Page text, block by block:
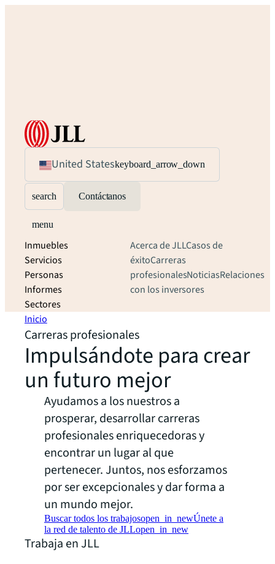
United Stateskeyboard_arrow_down
search Contáctanos
menu
Inmuebles
Servicios
Personas
Informes
Sectores
Acerca de JLLCasos de
éxitoCarreras
profesionalesNoticiasRelaciones
con los inversores
Inicio
Carreras profesionales
Impulsándote para crear
un futuro mejor
Ayudamos a los nuestros a
prosperar, desarrollar carreras
profesionales enriquecedoras y
encontrar un lugar al que
pertenecer. Juntos, nos esforzamos
por ser excepcionales y dar forma a
un mundo mejor.
Buscar todos los trabajosopen_in_newÚnete a
la red de talento de JLLopen_in_new
Trabaja en JLL